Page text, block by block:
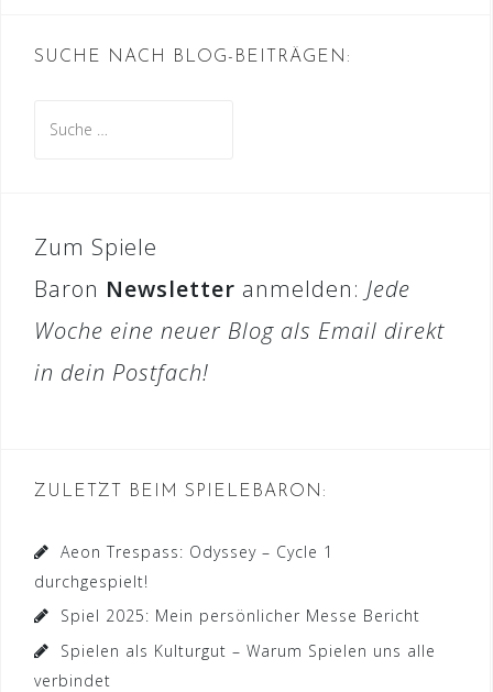
SUCHE NACH BLOG-BEITRÄGEN:
nach:
Zum Spiele
Baron Newsletter anmelden: Jede
Woche eine neuer Blog als Email direkt
in dein Postfach!
ZULETZT BEIM SPIELEBARON:
Aeon Trespass: Odyssey – Cycle 1
durchgespielt!
Spiel 2025: Mein persönlicher Messe Bericht
Spielen als Kulturgut – Warum Spielen uns alle
verbindet